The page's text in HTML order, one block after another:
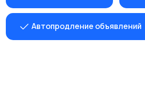
Автопродление объявлений